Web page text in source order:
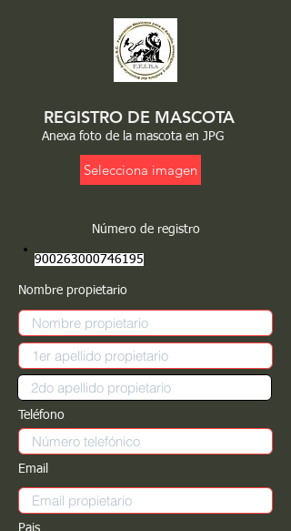
REGISTRO DE MASCOTA
Anexa foto de la mascota en JPG
Selecciona imagen
Número de registro
900263000746195
Nombre propietario
Teléfono
Email
Pais